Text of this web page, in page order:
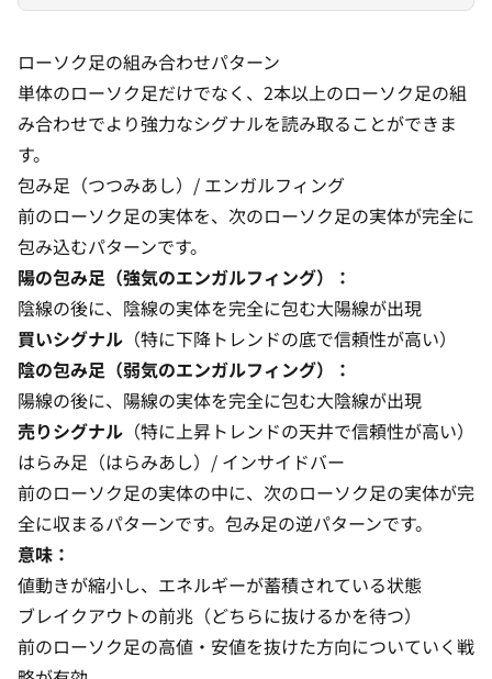
ローソク足の組み合わせパターン
単体のローソク足だけでなく、2本以上のローソク足の組
み合わせでより強力なシグナルを読み取ることができま
す。
包み足（つつみあし）/ エンガルフィング
前のローソク足の実体を、次のローソク足の実体が完全に
包み込むパターンです。
陽の包み足（強気のエンガルフィング）：
陰線の後に、陰線の実体を完全に包む大陽線が出現
買いシグナル （特に下降トレンドの底で信頼性が高い）
陰の包み足（弱気のエンガルフィング）：
陽線の後に、陽線の実体を完全に包む大陰線が出現
売りシグナル （特に上昇トレンドの天井で信頼性が高い）
はらみ足（はらみあし）/ インサイドバー
前のローソク足の実体の中に、次のローソク足の実体が完
全に収まるパターンです。包み足の逆パターンです。
意味：
値動きが縮小し、エネルギーが蓄積されている状態
ブレイクアウトの前兆（どちらに抜けるかを待つ）
前のローソク足の高値・安値を抜けた方向についていく戦